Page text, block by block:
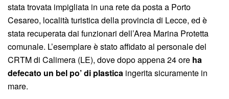
stata trovata impigliata in una rete da posta a Porto
Cesareo, località turistica della provincia di Lecce, ed è
stata recuperata dai funzionari dell’Area Marina Protetta
comunale. L’esemplare è stato affidato al personale del
CRTM di Calimera (LE), dove dopo appena 24 ore ha
defecato un bel po’ di plastica ingerita sicuramente in
mare.